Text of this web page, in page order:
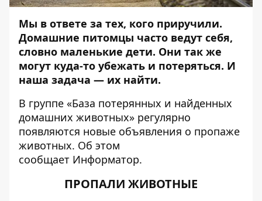
Мы в ответе за тех, кого приручили.
Домашние питомцы часто ведут себя,
словно маленькие дети. Они так же
могут куда-то убежать и потеряться. И
наша задача — их найти.
В группе «База потерянных и найденных
домашних животных» регулярно
появляются новые объявления о пропаже
животных. Об этом
сообщает Информатор.
ПРОПАЛИ ЖИВОТНЫЕ